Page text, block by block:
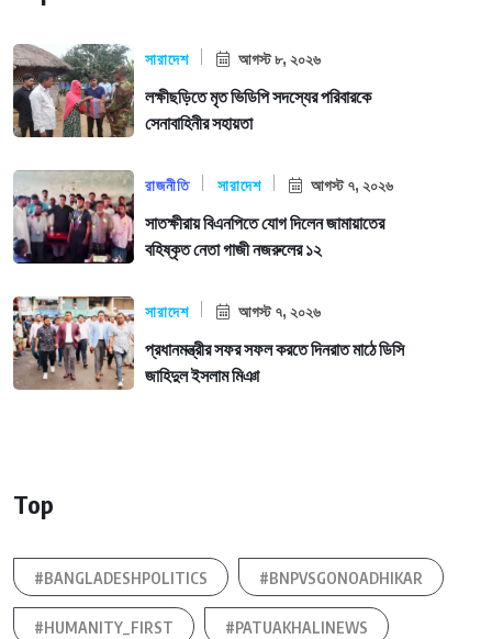
সারাদেশ আগস্ট ৮, ২০২৬
লক্ষীছড়িতে মৃত ভিডিপি সদস্যের পরিবারকে
সেনাবাহিনীর সহায়তা
রাজনীতি সারাদেশ আগস্ট ৭, ২০২৬
সাতক্ষীরায় বিএনপিতে যোগ দিলেন জামায়াতের
বহিষ্কৃত নেতা গাজী নজরুলের ১২
সারাদেশ আগস্ট ৭, ২০২৬
প্রধানমন্ত্রীর সফর সফল করতে দিনরাত মাঠে ডিসি
জাহিদুল ইসলাম মিঞা
Top
#BANGLADESHPOLITICS #BNPVSGONOADHIKAR
#HUMANITY_FIRST #PATUAKHALINEWS